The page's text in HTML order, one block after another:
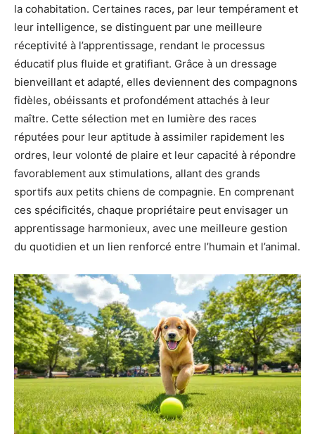
la cohabitation. Certaines races, par leur tempérament et
leur intelligence, se distinguent par une meilleure
réceptivité à l’apprentissage, rendant le processus
éducatif plus fluide et gratifiant. Grâce à un dressage
bienveillant et adapté, elles deviennent des compagnons
fidèles, obéissants et profondément attachés à leur
maître. Cette sélection met en lumière des races
réputées pour leur aptitude à assimiler rapidement les
ordres, leur volonté de plaire et leur capacité à répondre
favorablement aux stimulations, allant des grands
sportifs aux petits chiens de compagnie. En comprenant
ces spécificités, chaque propriétaire peut envisager un
apprentissage harmonieux, avec une meilleure gestion
du quotidien et un lien renforcé entre l’humain et l’animal.